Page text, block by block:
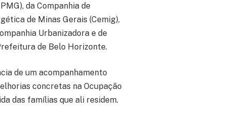
da Companhia de
de Minas Gerais (Cemig),
Urbanizadora e de
de Belo Horizonte.
de um acompanhamento
concretas na Ocupação
das famílias que ali residem.